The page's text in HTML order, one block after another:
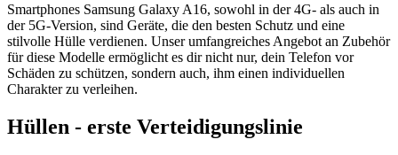
Smartphones Samsung Galaxy A16, sowohl in der 4G- als auch in
der 5G-Version, sind Geräte, die den besten Schutz und eine
stilvolle Hülle verdienen. Unser umfangreiches Angebot an Zubehör
für diese Modelle ermöglicht es dir nicht nur, dein Telefon vor
Schäden zu schützen, sondern auch, ihm einen individuellen
Charakter zu verleihen.
Hüllen - erste Verteidigungslinie